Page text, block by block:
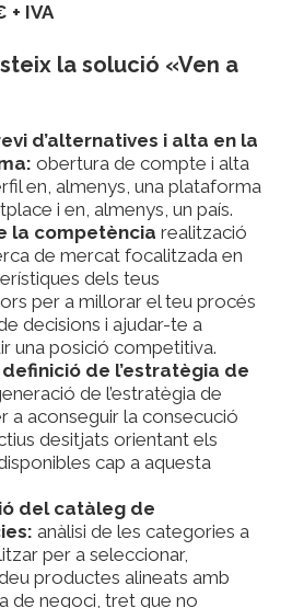
+ IVA
la solució «Ven a
d’alternatives i alta en la
obertura de compte i alta
en, almenys, una plataforma
i en, almenys, un país.
la competència realització
de mercat focalitzada en
dels teus
per a millorar el teu procés
decisions i ajudar-te a
una posició competitiva.
definició de l’estratègia de
de l’estratègia de
a aconseguir la consecució
desitjats orientant els
cap a aquesta
del catàleg de
anàlisi de les categories a
per a seleccionar,
productes alineats amb
de negoci, tret que no